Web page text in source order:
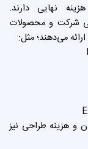
نهایی دارند.
شرکت و محصولات
می‌دهند؛ مثل:
و هزینه طراحی نیز